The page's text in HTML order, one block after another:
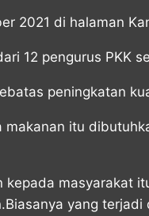
2021 di halaman
12 pengurus PKK
peningkatan
itu
masyarakat
yang